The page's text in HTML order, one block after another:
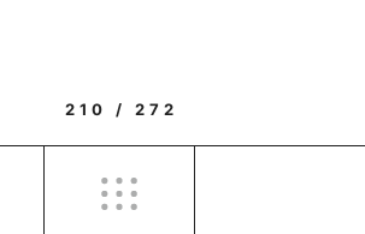
210 / 272